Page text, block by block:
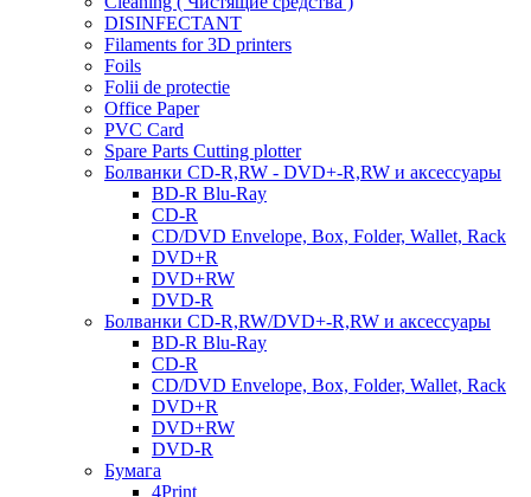
DISINFECTANT
Filaments for 3D printers
Foils
Folii de protectie
Office Paper
PVC Card
Spare Parts Cutting plotter
Болванки CD-R,RW - DVD+-R,RW и аксессуары
BD-R Blu-Ray
CD-R
CD/DVD Envelope, Box, Folder, Wallet, Rack
DVD+R
DVD+RW
DVD-R
Болванки CD-R,RW/DVD+-R,RW и аксессуары
BD-R Blu-Ray
CD-R
CD/DVD Envelope, Box, Folder, Wallet, Rack
DVD+R
DVD+RW
DVD-R
Бумага
4Print